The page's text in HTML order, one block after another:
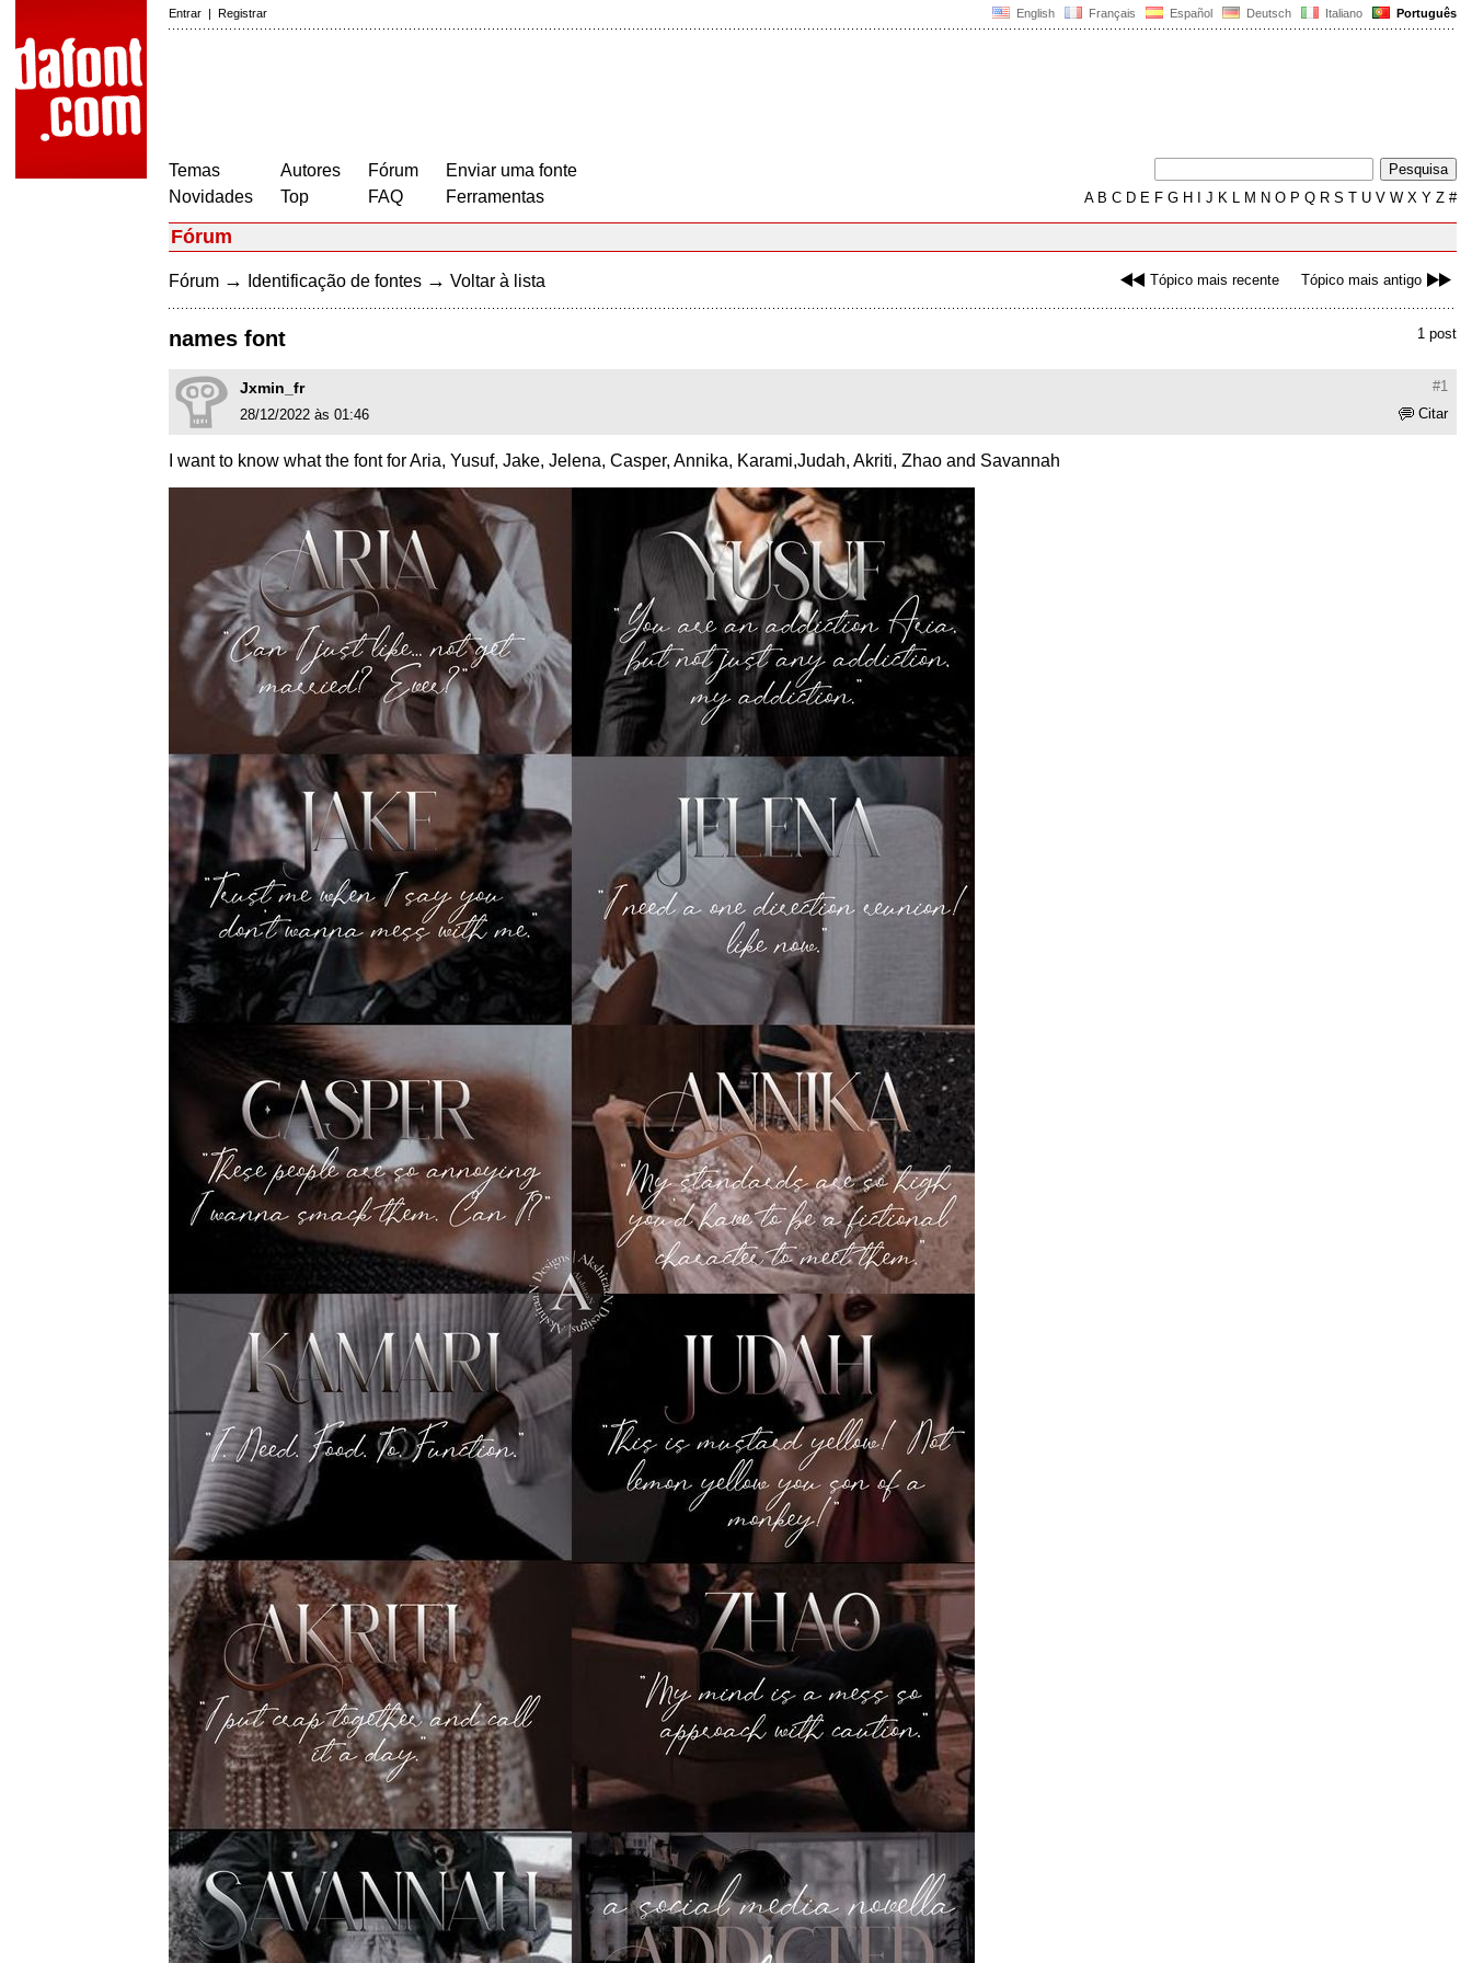
English Français Español Deutsch Italiano Português
Entrar | Registrar
Temas
Novidades
Autores
Top
Fórum
FAQ
Enviar uma fonte
Ferramentas
AB C D E F G H J K L M N O P Q R S T U V W X Y Z #
Fórum
Tópico mais recente Tópico mais antigo
Fórum → Identificação de fontes → Voltar à lista
1 post
names font
#1
Jxmin_fr
Citar
28/12/2022 às 01:46
I want to know what the font for Aria, Yusuf, Jake, Jelena, Casper, Annika, Karami,Judah, Akriti, Zhao and Savannah